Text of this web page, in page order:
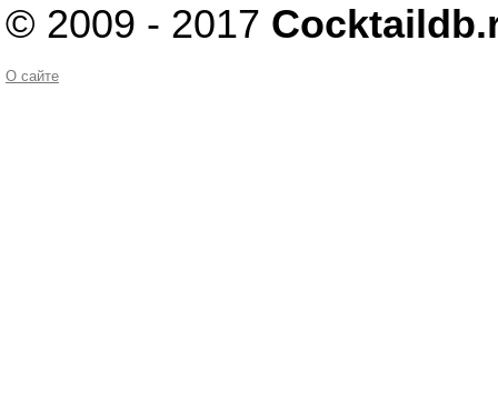
© 2009 - 2017
О сайте